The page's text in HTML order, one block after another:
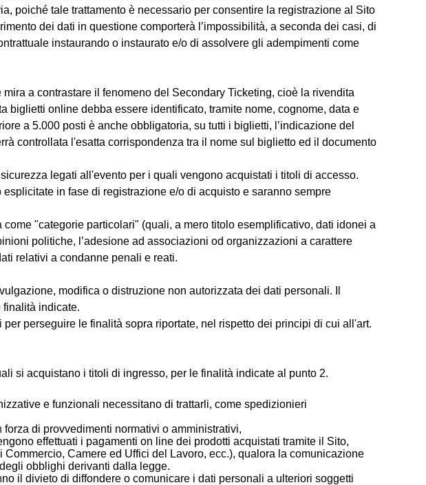
poiché tale trattamento è necessario per consentire la registrazione al Sito
dei dati in questione comporterà l’impossibilità, a seconda dei casi, di
instaurando o instaurato e/o di assolvere gli adempimenti come
a contrastare il fenomeno del Secondary Ticketing, cioè la rivendita
biglietti online debba essere identificato, tramite nome, cognome, data e
a 5.000 posti è anche obbligatoria, su tutti i biglietti, l’indicazione del
controllata l'esatta corrispondenza tra il nome sul biglietto ed il documento
legati all'evento per i quali vengono acquistati i titoli di accesso.
in fase di registrazione e/o di acquisto e saranno sempre
"categorie particolari" (quali, a mero titolo esemplificativo, dati idonei a
politiche, l’adesione ad associazioni od organizzazioni a carattere
relativi a condanne penali e reati.
modifica o distruzione non autorizzata dei dati personali. Il
finalità indicate.
perseguire le finalità sopra riportate, nel rispetto dei principi di cui all'art.
si acquistano i titoli di ingresso, per le finalità indicate al punto 2.
e funzionali necessitano di trattarli, come spedizionieri
di provvedimenti normativi o amministrativi,
effettuati i pagamenti on line dei prodotti acquistati tramite il Sito,
Camere ed Uffici del Lavoro, ecc.), qualora la comunicazione
obblighi derivanti dalla legge.
il divieto di diffondere o comunicare i dati personali a ulteriori soggetti